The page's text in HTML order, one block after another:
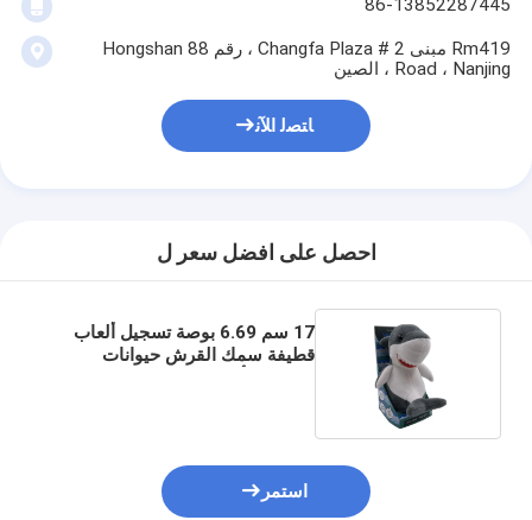
86-13852287445
Rm419 مبنى 2 # Changfa Plaza ، رقم 88 Hongshan
Road ، Nanjing ، الصين
ﺎﺘﺼﻟ ﺍﻶﻧ
احصل على افضل سعر ل
17 سم 6.69 بوصة تسجيل ألعاب
قطيفة سمك القرش حيوانات
استمر